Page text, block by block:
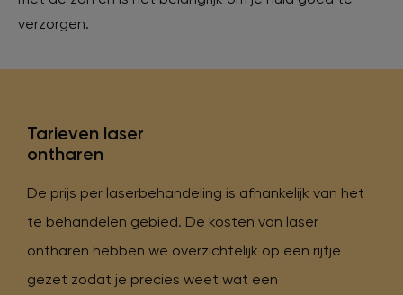
verzorgen.
Tarieven laser
ontharen
De prijs per laserbehandeling is afhankelijk van het
te behandelen gebied. De kosten van laser
ontharen hebben we overzichtelijk op een rijtje
gezet zodat je precies weet wat een